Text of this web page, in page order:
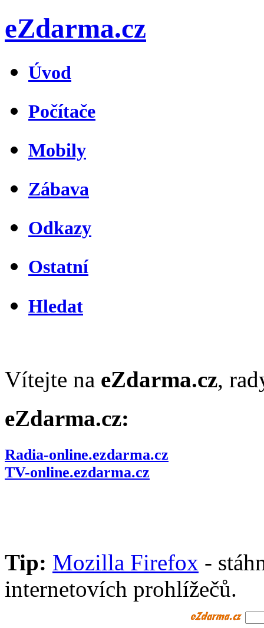
eZdarma.cz
Úvod
Počítače
Mobily
Zábava
Odkazy
Ostatní
Hledat
Vítejte na eZdarma.cz,
eZdarma.cz:
Radia-online.ezdarma.cz
TV-online.ezdarma.cz
Tip: Mozilla Firefox -
internetovích prohlížečů.